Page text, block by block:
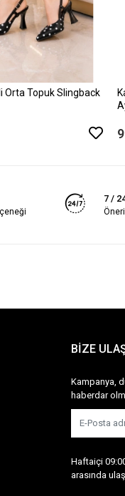
Orta Topuk Slingback
7 /
BİZE
Kampanya,
haberdar
Haftaiçi
arasında